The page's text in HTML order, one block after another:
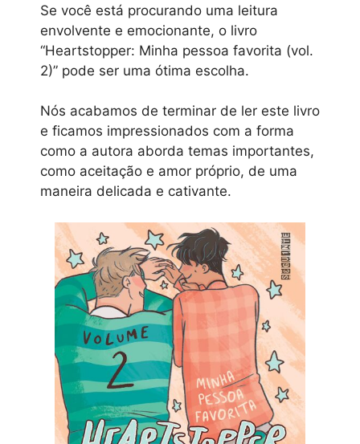
Se você está procurando uma leitura
envolvente e emocionante, o livro
“Heartstopper: Minha pessoa favorita (vol.
2)” pode ser uma ótima escolha.
Nós acabamos de terminar de ler este livro
e ficamos impressionados com a forma
como a autora aborda temas importantes,
como aceitação e amor próprio, de uma
maneira delicada e cativante.